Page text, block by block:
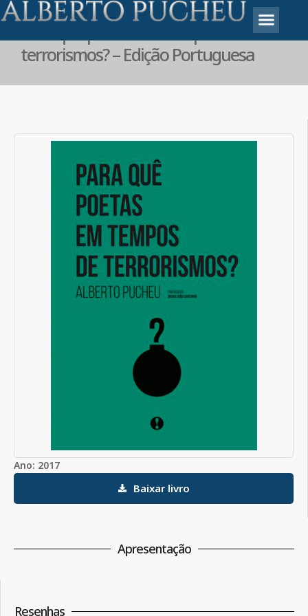
terrorismos? – Edição Portuguesa
Ano: 2017
Baixar livro
Apresentação
Resenhas